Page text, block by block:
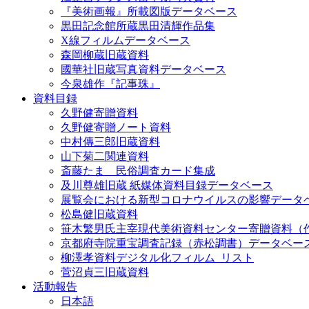
『美術画報』所載図版データベース
黒田記念館所蔵黒田清輝作品集
X線フィルムデータベース
森岡柳蔵旧蔵資料
國華社旧蔵写真資料データベース
今泉雄作『記事珠』
資料目録
久野健寄贈資料
久野健寄贈ノート資料
中村傳三郎旧蔵資料
山下菊二関連資料
斎藤たま 民俗調査カード集成
及川尊雄旧蔵 紙媒体資料目録データベース
展覧会における新型コロナウイルスの影響データ
松島健旧蔵資料
笹木繁男氏主宰現代美術資料センター寄贈資料（
京都府寺院重宝調査記録（赤松調書）データベー
柳澤孝資料デジタル化フィルム_リスト
菅沼貞三旧蔵資料
活動報告
日本語